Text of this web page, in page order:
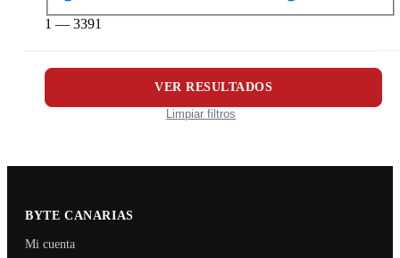
1 — 3391
Limpiar filtros
VER RESULTADOS
BYTE CANARIAS
Mi cuenta